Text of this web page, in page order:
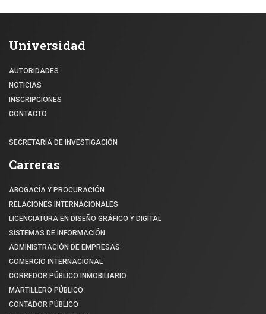
Universidad
AUTORIDADES
NOTICIAS
INSCRIPCIONES
CONTACTO
SECRETARÍA DE INVESTIGACIÓN
Carreras
ABOGACÍA Y PROCURACIÓN
RELACIONES INTERNACIONALES
LICENCIATURA EN DISEÑO GRÁFICO Y DIGITAL
SISTEMAS DE INFORMACIÓN
ADMINISTRACIÓN DE EMPRESAS
COMERCIO INTERNACIONAL
CORREDOR PÚBLICO INMOBILIARIO
MARTILLERO PÚBLICO
CONTADOR PÚBLICO